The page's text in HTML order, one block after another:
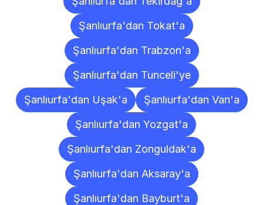
Şanlıurfa'dan Tokat'a
Şanlıurfa'dan Trabzon'a
Şanlıurfa'dan Tunceli'ye
Şanlıurfa'dan Uşak'a
Şanlıurfa'dan Van'a
Şanlıurfa'dan Yozgat'a
Şanlıurfa'dan Zonguldak'a
Şanlıurfa'dan Aksaray'a
Şanlıurfa'dan Bayburt'a